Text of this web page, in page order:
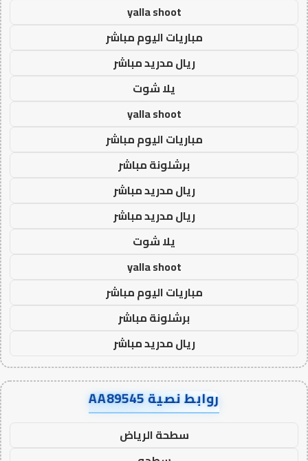
yalla shoot
مباريات اليوم مباشر
ريال مدريد مباشر
يلا شوت
yalla shoot
مباريات اليوم مباشر
برشلونة مباشر
ريال مدريد مباشر
ريال مدريد مباشر
يلا شوت
yalla shoot
مباريات اليوم مباشر
برشلونة مباشر
ريال مدريد مباشر
روابط نصية AA89545
سطحة الرياض